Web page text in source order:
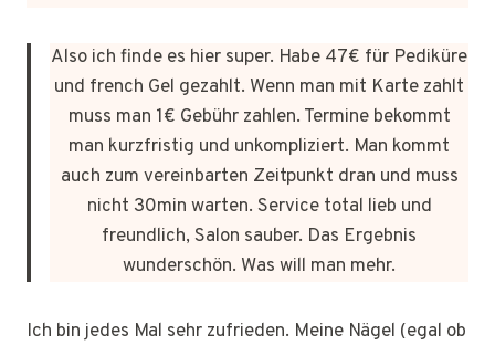
Also ich finde es hier super. Habe 47€ für Pediküre
und french Gel gezahlt. Wenn man mit Karte zahlt
muss man 1€ Gebühr zahlen. Termine bekommt
man kurzfristig und unkompliziert. Man kommt
auch zum vereinbarten Zeitpunkt dran und muss
nicht 30min warten. Service total lieb und
freundlich, Salon sauber. Das Ergebnis
wunderschön. Was will man mehr.
Ich bin jedes Mal sehr zufrieden. Meine Nägel (egal ob